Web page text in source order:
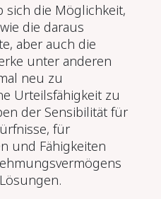
sich die Möglichkeit,
die daraus
aber auch die
unter anderen
neu zu
Urteilsfähigkeit zu
der Sensibilität für
für
und Fähigkeiten